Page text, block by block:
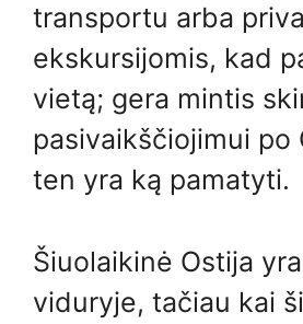
transportu arba
ekskursijomis, kad
vietą; gera mintis
pasivaikščiojimui po
ten yra ką pamatyti.
Šiuolaikinė Ostija
viduryje, tačiau kai